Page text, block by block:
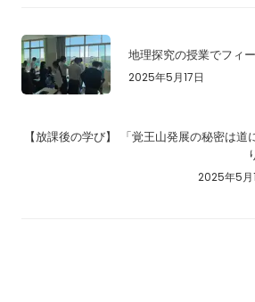
地理探究の授業でフィ
2025年5月17日
【放課後の学び】 「覚王山発展の秘密は道
2025年5月